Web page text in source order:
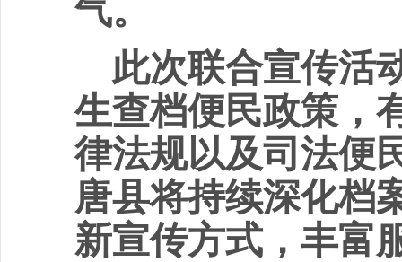
气。
此次联合宣传活
生查档便民政策，
律法规以及司法便
唐县将持续深化档
新宣传方式，丰富